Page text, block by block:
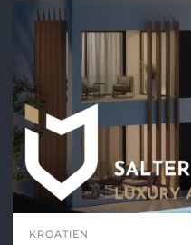
KROATIEN